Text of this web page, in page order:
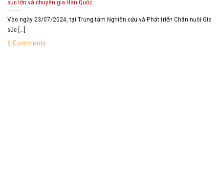
súc lớn và chuyên gia Hàn Quốc
Vào ngày 23/07/2024, tại Trung tâm Nghiên cứu và Phát triển Chăn nuôi Gia
súc [...]
6 Comments